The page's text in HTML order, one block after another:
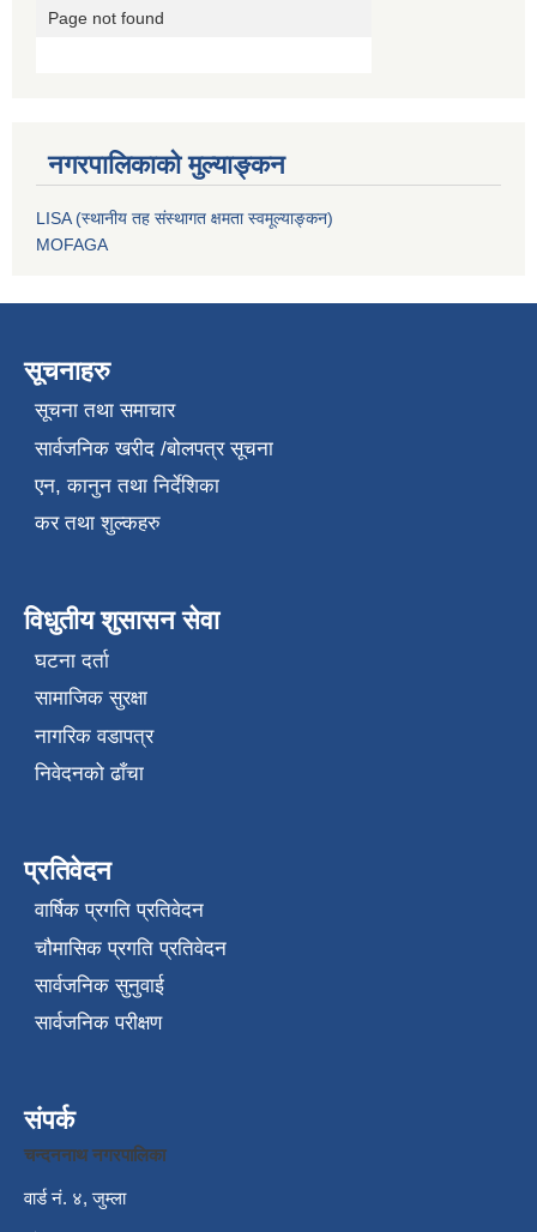
नगरपालिकाको मुल्याङ्कन
LISA (स्थानीय तह संस्थागत क्षमता स्वमूल्याङ्कन)
MOFAGA
सूचनाहरु
सूचना तथा समाचार
सार्वजनिक खरीद /बोलपत्र सूचना
एन, कानुन तथा निर्देशिका
कर तथा शुल्कहरु
विधुतीय शुसासन सेवा
घटना दर्ता
सामाजिक सुरक्षा
नागरिक वडापत्र
निवेदनको ढाँचा
प्रतिवेदन
वार्षिक प्रगति प्रतिवेदन
चौमासिक प्रगति प्रतिवेदन
सार्वजनिक सुनुवाई
सार्वजनिक परीक्षण
संपर्क
चन्दननाथ नगरपालिका
वार्ड नं. ४, जुम्ला